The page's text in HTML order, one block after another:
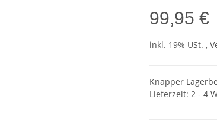
99,95 €
inkl. 19% USt. ,
Knapper
Lieferzeit: 2 - 4